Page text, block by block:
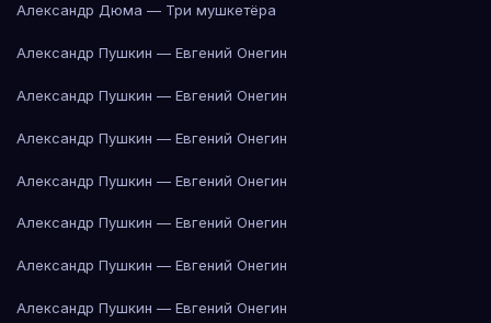
Александр Дюма — Три мушкетёра
Александр Пушкин — Евгений Онегин
Александр Пушкин — Евгений Онегин
Александр Пушкин — Евгений Онегин
Александр Пушкин — Евгений Онегин
Александр Пушкин — Евгений Онегин
Александр Пушкин — Евгений Онегин
Александр Пушкин — Евгений Онегин